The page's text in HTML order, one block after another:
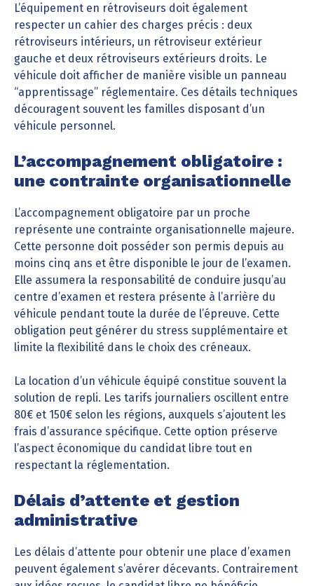
L’équipement en rétroviseurs doit également
respecter un cahier des charges précis : deux
rétroviseurs intérieurs, un rétroviseur extérieur
gauche et deux rétroviseurs extérieurs droits. Le
véhicule doit afficher de manière visible un panneau
“apprentissage” réglementaire. Ces détails techniques
découragent souvent les familles disposant d’un
véhicule personnel.
L’accompagnement obligatoire :
une contrainte organisationnelle
L’accompagnement obligatoire par un proche
représente une contrainte organisationnelle majeure.
Cette personne doit posséder son permis depuis au
moins cinq ans et être disponible le jour de l’examen.
Elle assumera la responsabilité de conduire jusqu’au
centre d’examen et restera présente à l’arrière du
véhicule pendant toute la durée de l’épreuve. Cette
obligation peut générer du stress supplémentaire et
limite la flexibilité dans le choix des créneaux.
La location d’un véhicule équipé constitue souvent la
solution de repli. Les tarifs journaliers oscillent entre
80€ et 150€ selon les régions, auxquels s’ajoutent les
frais d’assurance spécifique. Cette option préserve
l’aspect économique du candidat libre tout en
respectant la réglementation.
Délais d’attente et gestion
administrative
Les délais d’attente pour obtenir une place d’examen
peuvent également s’avérer décevants. Contrairement